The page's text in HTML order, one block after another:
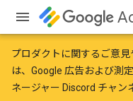
プロダクトに関するご意
は、 Google 広告および測
ネージャー Discord チャン